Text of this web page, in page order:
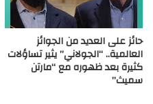
حائز على العديد من الجوائز
العالمية.. “الجولاني” يثير تساؤلات
كثيرة بعد ظهوره مع “مارتن
سميث”